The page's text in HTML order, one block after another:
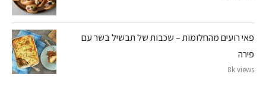
פאי רועים מהחלומות – שכבות של תבשיל בשר עם
פירה
8k views